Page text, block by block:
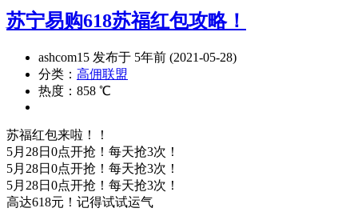
苏宁易购618苏福红包攻略！
ashcom15 发布于 5年前 (2021-05-28)
分类： 高佣联盟
热度：858 ℃
苏福红包来啦！！
5月28日0点开抢！每天抢3次！
5月28日0点开抢！每天抢3次！
5月28日0点开抢！每天抢3次！
高达618元！记得试试运气